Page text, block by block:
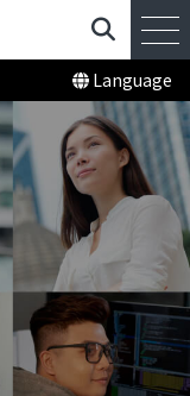
Language